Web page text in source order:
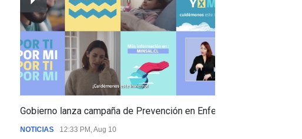
Gobierno lanza campaña de Prevención en Enfermedades
NOTICIAS 12:33 PM, Aug 10